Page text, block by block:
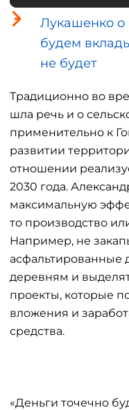
Лукашенко о
будем
не будет
Традиционно во
шла речь и о
применительно к
развитии
отношении
2030 года.
максимальную
то производство
Например, не
асфальтированные
деревням и
проекты, которые
вложения и
средства.
«Деньги точечно